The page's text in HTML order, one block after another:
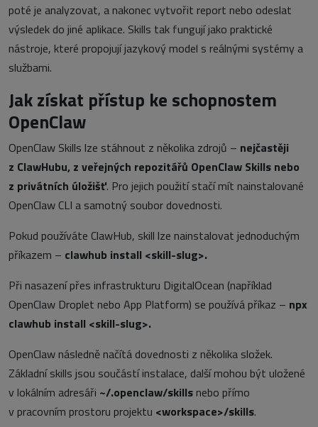
poté je analyzovat, a nakonec vytvořit report nebo odeslat
výsledek do jiné aplikace. Skills tak fungují jako praktické
nástroje, které propojují jazykový model s reálnými systémy a
službami.
Jak získat přístup ke schopnostem
OpenClaw
OpenClaw Skills lze stáhnout z několika zdrojů – nejčastěji
z ClawHubu, z veřejných repozitářů OpenClaw Skills nebo
z privátních úložišť. Pro jejich použití stačí mít nainstalované
OpenClaw CLI a samotný soubor dovednosti.
Pokud používáte ClawHub, skill lze nainstalovat jednoduchým
příkazem – clawhub install <skill-slug>.
Při nasazení přes infrastrukturu DigitalOcean (například
OpenClaw Droplet nebo App Platform) se používá příkaz – npx
clawhub install <skill-slug>.
OpenClaw následně načítá dovednosti z několika složek.
Základní skills jsou součástí instalace, další mohou být uložené
v lokálním adresáři ~/.openclaw/skills nebo přímo
v pracovním prostoru projektu <workspace>/skills.